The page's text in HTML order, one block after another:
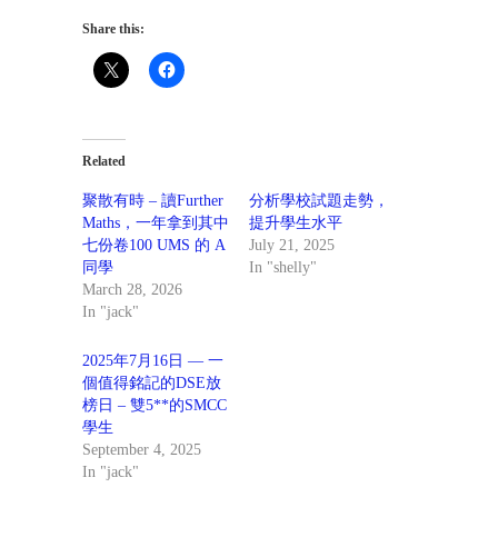
Share this:
Related
聚散有時 – 讀Further
Maths，一年拿到其中
七份卷100 UMS 的 A
同學
March 28, 2026
In "jack"
分析學校試題走勢，
提升學生水平
July 21, 2025
In "shelly"
2025年7月16日 — 一
個值得銘記的DSE放
榜日 – 雙5**的SMCC
學生
September 4, 2025
In "jack"